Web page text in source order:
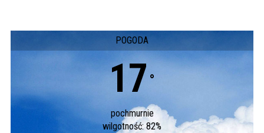
POGODA
17 °
pochmurnie
wilgotność: 82%